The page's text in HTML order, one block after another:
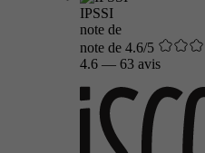
IPSSI
note de
note de 4.6/5
4.6 — 63 avis